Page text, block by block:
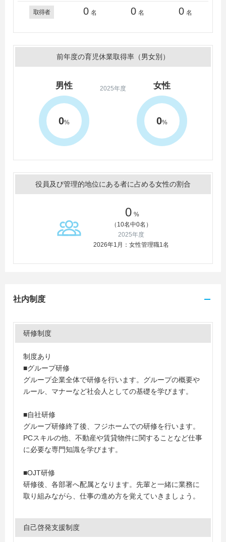
取得者 0 名 0 名 0 名
前年度の育児休業取得率（男女別）
2025年度
男性
0%
女性
0%
役員及び管理的地位にある者に占める女性の割合
0 %
（10名中0名）
2025年度
2026年1月：女性管理職1名
社内制度
研修制度
制度あり
■グループ研修
グループ企業全体で研修を行います。グループの概要や
ルール、マナーなど社会人としての基礎を学びます。
■自社研修
グループ研修終了後、フジホームでの研修を行います。
PCスキルの他、不動産や賃貸物件に関することなど仕事
に必要な専門知識を学びます。
■OJT研修
研修後、各部署へ配属となります。先輩と一緒に業務に
取り組みながら、仕事の進め方を覚えていきましょう。
自己啓発支援制度